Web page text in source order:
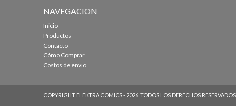
NAVEGACION
Inicio
Productos
Contacto
Cómo Comprar
Costos de envio
COPYRIGHT ELEKTRA COMICS - 2026. TODOS LOS DERECHOS RESERVADOS.